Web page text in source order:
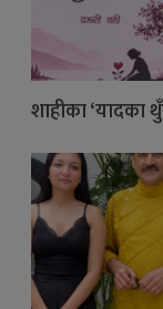
शाहीका ‘यादका